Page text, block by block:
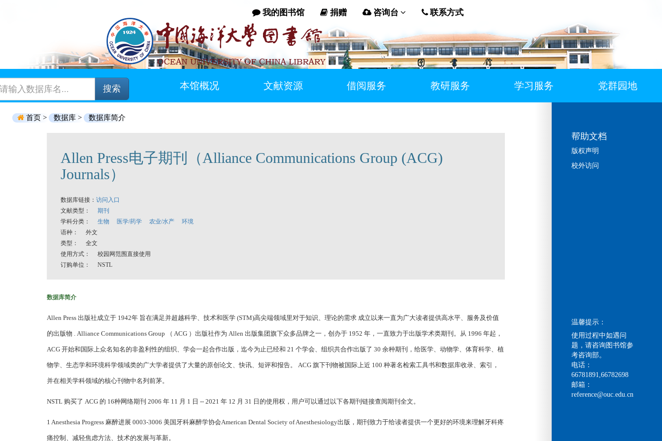
我的图书馆 捐赠 咨询台 联系方式
搜索 本馆概况 文献资源 借阅服务 教研服务 学习服务 党群园地
首页 > 数据库 > 数据库简介
Allen Press电子期刊（Alliance Communications Group (ACG)
Journals）
数据库链接： 访问入口
文献类型： 期刊
学科分类： 生物 医学/药学 农业/水产
环境
语种： 外文
类型： 全文
使用方式： 校园网范围直接使用
订购单位： NSTL
数据库简介
Allen Press 出版社成立于 1942年 旨在满足并超越科学、技术和医学 (STM)高尖端领域里对于知识、理论的需求 成立以来一直为广大读者提供高水平、服务及价值
的出版物 . Alliance Communications Group （ ACG ）出版社作为 Allen 出版集团旗下众多品牌之一，创办于 1952 年，一直致力于出版学术类期刊。从 1996 年起，
ACG 开始和国际上众名知名的非盈利性的组织、学会一起合作出版，迄今为止已经和 21 个学会、组织共合作出版了 30 余种期刊，给医学、动物学、体育科学、植
物学、生态学和环境科学领域类的广大学者提供了大量的原创论文、快讯、短评和报告。 ACG 旗下刊物被国际上近 100 种著名检索工具书和数据库收录、索引，
并在相关学科领域的核心刊物中名列前茅。
NSTL 购买了 ACG 的 16种网络期刊 2006 年 11 月 1 日 -- 2021 年 12 月 31 日的使用权，用户可以通过以下各期刊链接查阅期刊全文。
1 Anesthesia Progress 麻醉进展 0003-3006 美国牙科麻醉学协会American Dental Society of Anesthesiology出版，期刊致力于给读者提供一个更好的环境来理解牙科疼
痛控制、减轻焦虑方法、技术的发展与革新。
帮助文档
版权声明
校外访问
温馨提示：
使用过程中如遇问
题，请咨询图书馆参
考咨询部。
电话：
66781891,66782698
邮箱：
reference@ouc.edu.cn